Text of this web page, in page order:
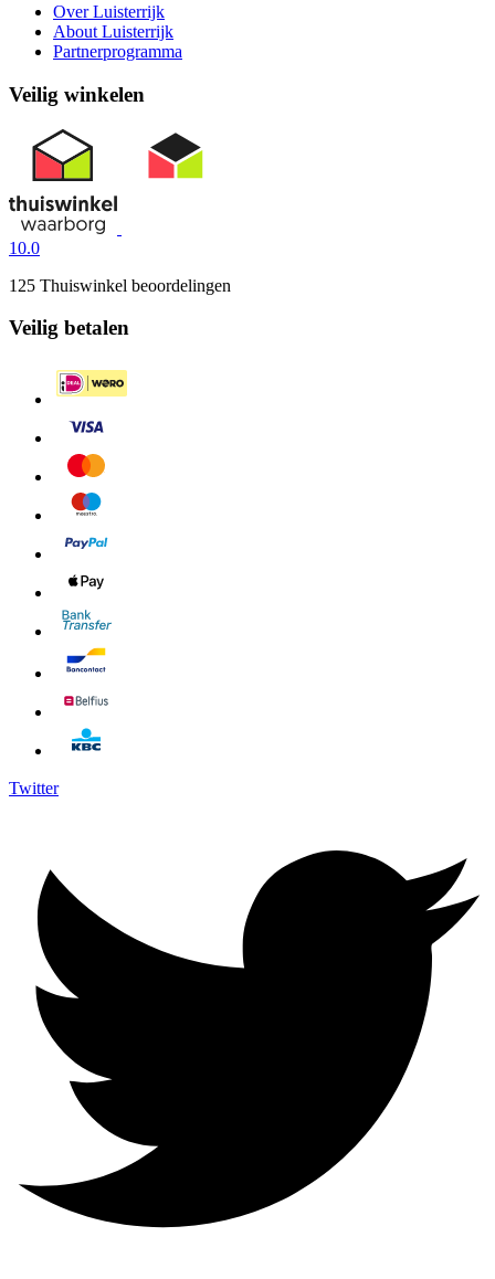
Over Luisterrijk
About Luisterrijk
Partnerprogramma
Veilig winkelen
10.0
125 Thuiswinkel beoordelingen
Veilig betalen
Twitter